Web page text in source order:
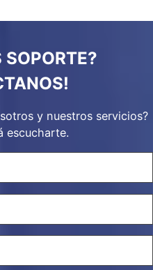
SOPORTE?
y nuestros servicios?
escucharte.